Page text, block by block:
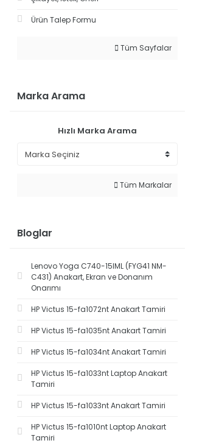
Ürün Talep Formu
Tüm Sayfalar
Marka Arama
Hızlı Marka Arama
Tüm Markalar
Bloglar
Lenovo Yoga C740-15IML (FYG41 NM-
C431) Anakart, Ekran ve Donanım
Onarımı
HP Victus 15-fa1072nt Anakart Tamiri
HP Victus 15-fa1035nt Anakart Tamiri
HP Victus 15-fa1034nt Anakart Tamiri
HP Victus 15-fa1033nt Laptop Anakart
Tamiri
HP Victus 15-fa1033nt Anakart Tamiri
HP Victus 15-fa1010nt Laptop Anakart
Tamiri